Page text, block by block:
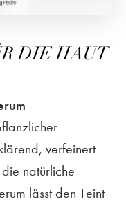
DIE HAUT
verfeinert
natürliche
lässt den Teint